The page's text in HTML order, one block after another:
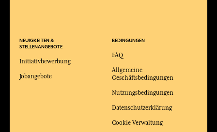
BEDINGUNGEN
FAQ
Allgemeine
Geschäftsbedingungen
Nutzungsbedingungen
Datenschutzerklärung
Cookie Verwaltung
NEUIGKEITEN &
STELLENANGEBOTE
Initiativbewerbung
Jobangebote